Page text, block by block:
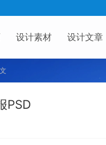
设计素材 设计文章
PSD